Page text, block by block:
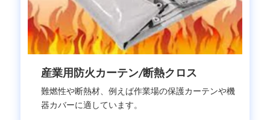
産業用防火カーテン/断熱クロス
難燃性や断熱材、例えば作業場の保護カーテンや機
器カバーに適しています。